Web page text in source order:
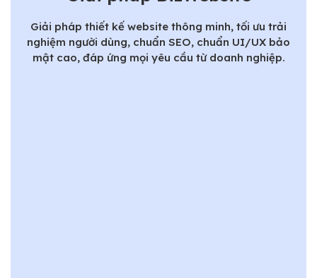
Giải pháp thiết kế website thông minh, tối ưu trải
nghiệm người dùng, chuẩn SEO, chuẩn UI/UX bảo
mật cao, đáp ứng mọi yêu cầu từ doanh nghiệp.